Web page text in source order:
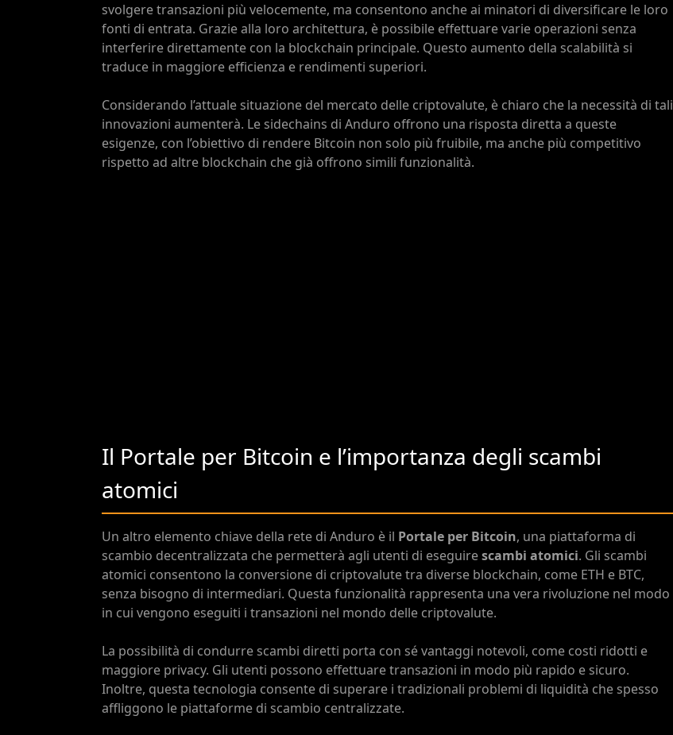
svolgere transazioni più velocemente, ma consentono anche ai minatori di diversificare le loro
fonti di entrata. Grazie alla loro architettura, è possibile effettuare varie operazioni senza
interferire direttamente con la blockchain principale. Questo aumento della scalabilità si
traduce in maggiore efficienza e rendimenti superiori.
Considerando l’attuale situazione del mercato delle criptovalute, è chiaro che la necessità di tali
innovazioni aumenterà. Le sidechains di Anduro offrono una risposta diretta a queste
esigenze, con l’obiettivo di rendere Bitcoin non solo più fruibile, ma anche più competitivo
rispetto ad altre blockchain che già offrono simili funzionalità.
Il Portale per Bitcoin e l’importanza degli scambi
atomici
Un altro elemento chiave della rete di Anduro è il Portale per Bitcoin, una piattaforma di
scambio decentralizzata che permetterà agli utenti di eseguirescambi atomici. Gli scambi
atomici consentono la conversione di criptovalute tra diverse blockchain, come ETH e BTC,
senza bisogno di intermediari. Questa funzionalità rappresenta una vera rivoluzione nel modo
in cui vengono eseguiti i transazioni nel mondo delle criptovalute.
La possibilità di condurre scambi diretti porta con sé vantaggi notevoli, come costi ridotti e
maggiore privacy. Gli utenti possono effettuare transazioni in modo più rapido e sicuro.
Inoltre, questa tecnologia consente di superare i tradizionali problemi di liquidità che spesso
affliggono le piattaforme di scambio centralizzate.